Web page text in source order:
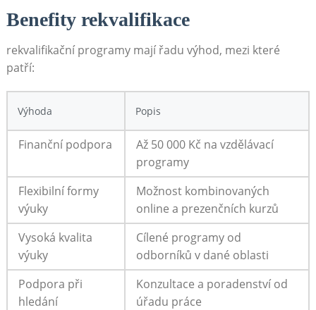
Benefity rekvalifikace
rekvalifikační programy mají řadu výhod, mezi které
patří:
Výhoda Popis
Finanční podpora
Až 50 000 Kč na vzdělávací
programy
Flexibilní formy
výuky
Možnost kombinovaných
online a prezenčních kurzů
Vysoká kvalita
výuky
Cílené programy od
odborníků v dané oblasti
Podpora při
hledání
Konzultace a poradenství od
úřadu práce